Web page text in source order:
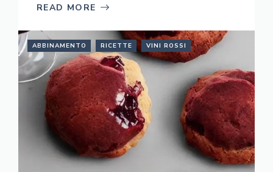
READ MORE
ABBINAMENTO RICETTE VINI ROSSI